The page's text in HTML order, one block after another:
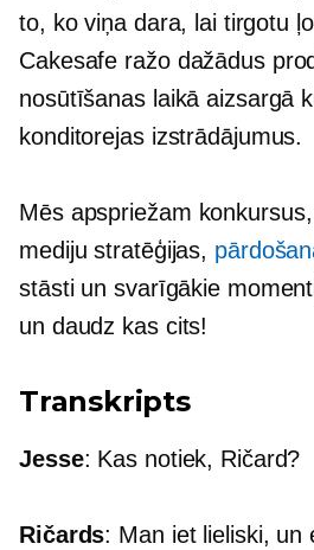
to, ko viņa dara, lai tirgotu
Cakesafe ražo dažādus
nosūtīšanas laikā aizsargā
konditorejas izstrādājumus.
Mēs apspriežam
mediju stratēģijas,
stāsti un svarīgākie
un daudz kas cits!
Transkripts
Jesse: Kas notiek, Ričard?
Ričards: Man iet lieliski, un